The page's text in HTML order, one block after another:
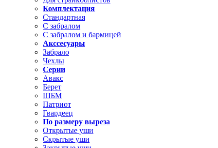
Комплектация
Стандартная
С забралом
С забралом и бармицей
Акссесуары
Забрало
Чехлы
Серии
Авакс
Берет
ШБМ
Патриот
Гвардеец
По размеру выреза
Открытые уши
Скрытые уши